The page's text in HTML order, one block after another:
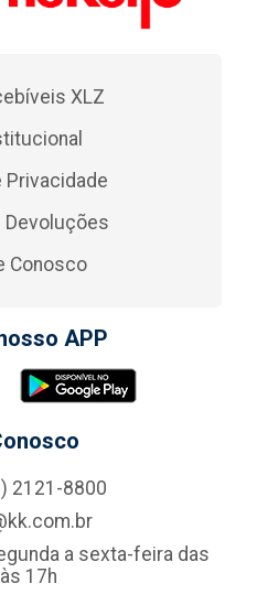
XLZ
Privacidade
Devoluções
Conosco
APP
2121-8800
a sexta-feira das
17h